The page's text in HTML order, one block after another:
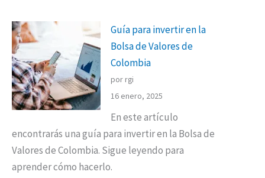
Guía para invertir en la
Bolsa de Valores de
Colombia
por rgi
16 enero, 2025
En este artículo
encontrarás una guía para invertir en la Bolsa de
Valores de Colombia. Sigue leyendo para
aprender cómo hacerlo.